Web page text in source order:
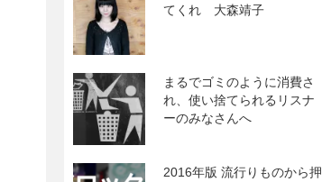
てくれ 大森靖子
まるでゴミのように消費さ
れ、使い捨てられるリスナ
ーのみなさんへ
2016年版 流行りものから押